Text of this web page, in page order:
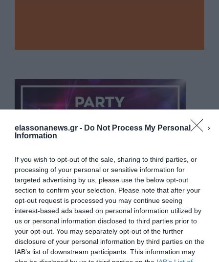
elassonanews.gr - Do Not Process My Personal
Information
If you wish to opt-out of the sale, sharing to third parties, or
processing of your personal or sensitive information for
targeted advertising by us, please use the below opt-out
section to confirm your selection. Please note that after your
opt-out request is processed you may continue seeing
interest-based ads based on personal information utilized by
us or personal information disclosed to third parties prior to
your opt-out. You may separately opt-out of the further
disclosure of your personal information by third parties on the
IAB’s list of downstream participants. This information may
Διαχείριση Συγκατάθεσης
Για να παρέχουμε την καλύτερη εμπειρία, χρησιμοποιούμε τεχνολογίες όπως
cookies για την αποθήκευση ή/και την πρόσβαση σε πληροφορίες συσκευών.